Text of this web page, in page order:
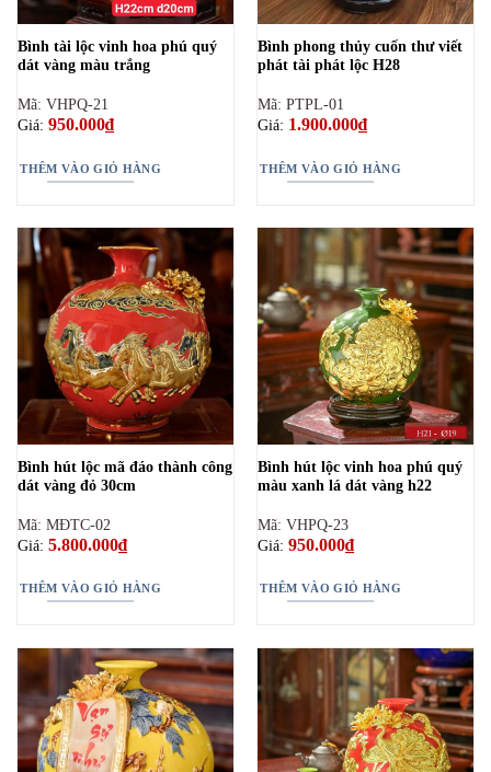
Bình tài lộc vinh hoa phú quý
dát vàng màu trắng
Mã: VHPQ-21
Giá: 950.000₫
THÊM VÀO GIỎ HÀNG
Bình phong thủy cuốn thư viết
phát tài phát lộc H28
Mã: PTPL-01
Giá: 1.900.000₫
THÊM VÀO GIỎ HÀNG
Bình hút lộc mã đáo thành công
dát vàng đỏ 30cm
Mã: MĐTC-02
Giá: 5.800.000₫
THÊM VÀO GIỎ HÀNG
Bình hút lộc vinh hoa phú quý
màu xanh lá dát vàng h22
Mã: VHPQ-23
Giá: 950.000₫
THÊM VÀO GIỎ HÀNG